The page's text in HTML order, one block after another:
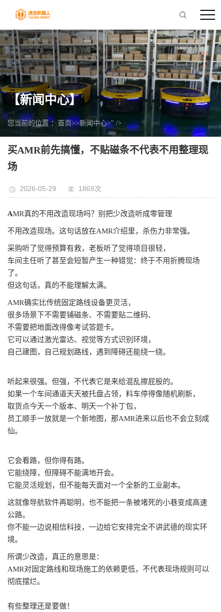
【新闻中心】
您当前的位置 ： 首页>>新闻中心>" />
买AMR前先搞懂，不贴磁条不代表不用整理现
场
2026-05-29 1869次
AMR真的不用改造现场吗？别把少改造听成零管理
不用改造现场。这句话放在AMR介绍里，杀伤力非常强。
采购听了觉得预算有救，老板听了觉得项目很轻，
车间主任听了甚至会短暂产生一种错觉：终于不用折腾现场
了。
但这句话，真的不能理解太满。
AMR确实比传统固定路线设备更灵活，
很多场景下不需要铺磁条、不需要贴二维码、
不需要把地面改得像考试答题卡。
它可以通过激光雷达、视觉等方式识别环境，
自己建图，自己规划路线，遇到障碍还能绕一绕。
听起来很强。但强，不代表它是来给混乱擦屁股的。
如果一个车间通道天天被托盘占领，料车停得像随机刷新，
取货点今天一个版本、明天一个补丁包，
员工顺手一放就是一个新地图，那AMR进来以后也不会立刻成
仙。
它会看路，但你得有路。
它能绕障，但障碍不能满地开会。
它能灵活规划，但不能每天面对一个全新的工业副本。
这就像导航软件再聪明，也不能把一条被堵死的小巷变成高速
公路。
你不能一边说相信科技，一边给它安排完全不讲武德的现实环
境。
所谓少改造，真正的意思是：
AMR对固定路线和现场施工的依赖更低，不代表现场规则可以
彻底摆烂。
有些整理还是要做！